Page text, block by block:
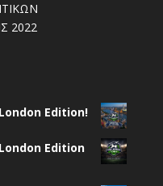
2022
Edition!
Edition